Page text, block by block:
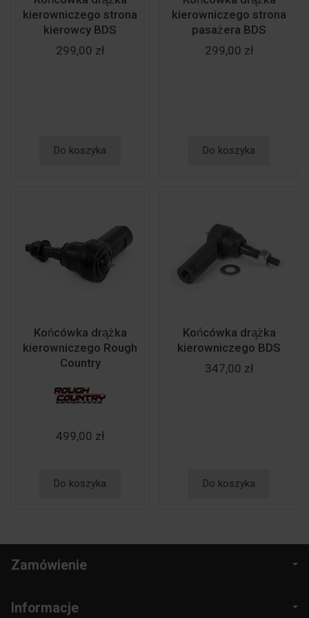
kierowniczego strona
kierowcy BDS
299,00 zł
Do koszyka
kierowniczego strona
pasażera BDS
299,00 zł
Do koszyka
Końcówka drążka
kierowniczego Rough
Country
499,00 zł
Do koszyka
Końcówka drążka
kierowniczego BDS
347,00 zł
Do koszyka
Zamówienie
Informacje